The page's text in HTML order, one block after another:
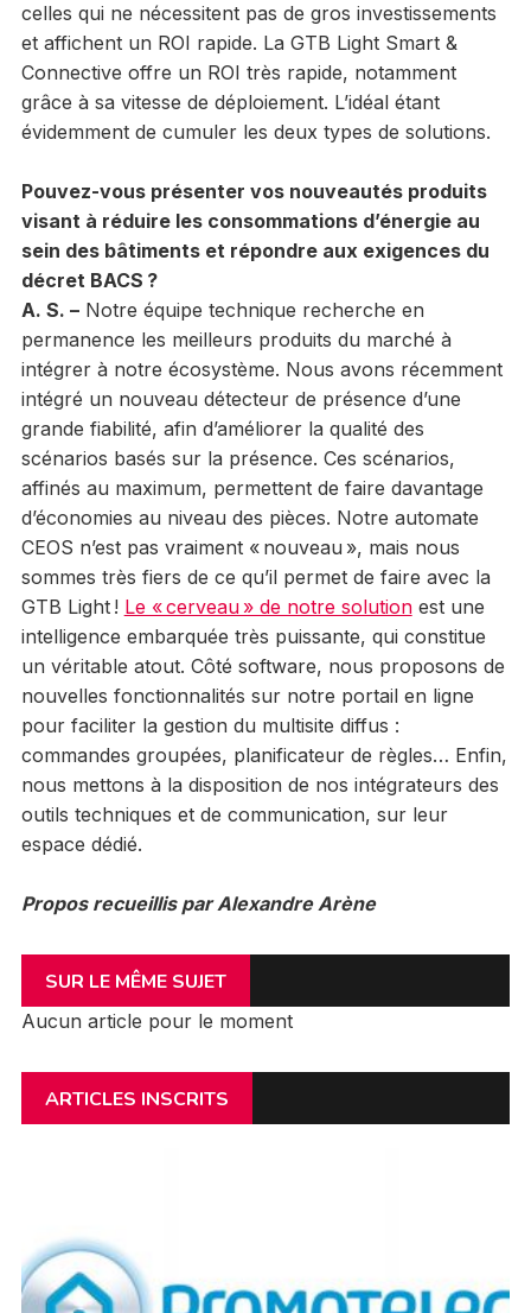
celles qui ne nécessitent pas de gros investissements
et affichent un ROI rapide. La GTB Light Smart &
Connective offre un ROI très rapide, notamment
grâce à sa vitesse de déploiement. L’idéal étant
évidemment de cumuler les deux types de solutions.
Pouvez-vous présenter vos nouveautés produits
visant à réduire les consommations d’énergie au
sein des bâtiments et répondre aux exigences du
décret BACS ?
A. S. –Notre équipe technique recherche en
permanence les meilleurs produits du marché à
intégrer à notre écosystème. Nous avons récemment
intégré un nouveau détecteur de présence d’une
grande fiabilité, afin d’améliorer la qualité des
scénarios basés sur la présence. Ces scénarios,
affinés au maximum, permettent de faire davantage
d’économies au niveau des pièces. Notre automate
CEOS n’est pas vraiment « nouveau », mais nous
sommes très fiers de ce qu’il permet de faire avec la
GTB Light ! Le « cerveau » de notre solutionest une
intelligence embarquée très puissante, qui constitue
un véritable atout. Côté software, nous proposons de
nouvelles fonctionnalités sur notre portail en ligne
pour faciliter la gestion du multisite diffus :
commandes groupées, planificateur de règles… Enfin,
nous mettons à la disposition de nos intégrateurs des
outils techniques et de communication, sur leur
espace dédié.
Propos recueillis par Alexandre Arène
SUR LE MÊME SUJET
Aucun article pour le moment
ARTICLES INSCRITS